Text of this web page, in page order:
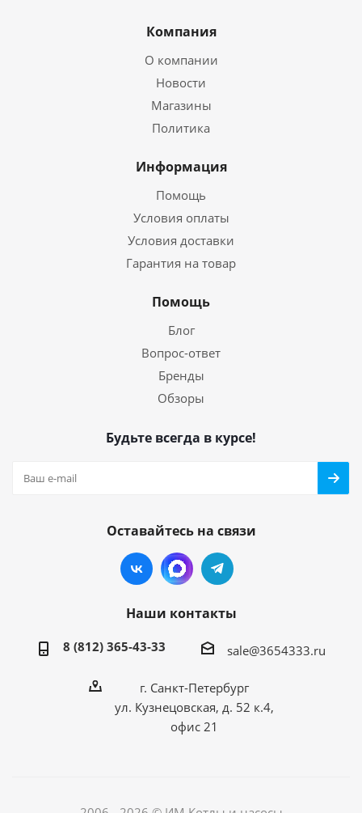
Компания
О компании
Новости
Магазины
Политика
Информация
Помощь
Условия оплаты
Условия доставки
Гарантия на товар
Помощь
Блог
Вопрос-ответ
Бренды
Обзоры
Будьте всегда в курсе!
Оставайтесь на связи
Наши контакты
8 (812) 365-43-33 sale@3654333.ru
г. Санкт-Петербург
ул. Кузнецовская, д. 52 к.4,
офис 21